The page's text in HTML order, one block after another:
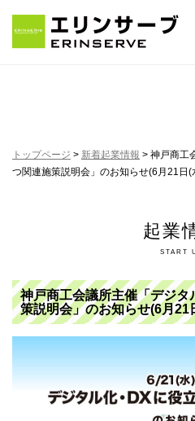
トップページ > 新着起業情報 > 神戸商工
つ関連施策説明会」のお知らせ(6月21日(
起業
START
神戸商工会議所主催「デジ
策説明会」のお知らせ(6月21